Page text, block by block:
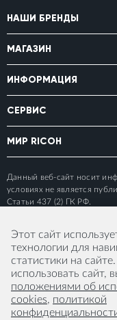
НАШИ БРЕНДЫ
МАГАЗИН
ИНФОРМАЦИЯ
СЕРВИС
МИР RICOH
Данный веб-сайт носит
условиях не является
Статьи 437 (2) ГК РФ.
Этот сайт
технологии для
статистики на
использовать сайт,
положениями об
cookies, политикой